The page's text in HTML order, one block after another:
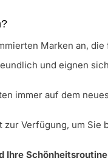
Marken an,
und eignen
immer auf dem
zur Verfügung, um